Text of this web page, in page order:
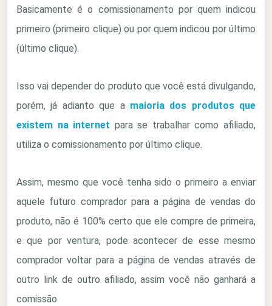
Basicamente é o comissionamento por quem indicou
primeiro (primeiro clique) ou por quem indicou por último
(último clique).
Isso vai depender do produto que você está divulgando,
porém, já adianto que a maioria dos produtos que
existem na internet para se trabalhar como afiliado,
utiliza o comissionamento por último clique.
Assim, mesmo que você tenha sido o primeiro a enviar
aquele futuro comprador para a página de vendas do
produto, não é 100% certo que ele compre de primeira,
e que por ventura, pode acontecer de esse mesmo
comprador voltar para a página de vendas através de
outro link de outro afiliado, assim você não ganhará a
comissão.